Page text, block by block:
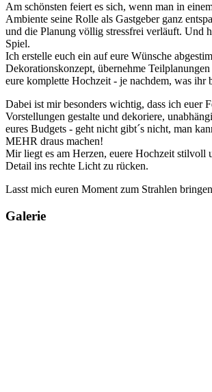
Am schönsten feiert es sich, wenn man in
Ambiente seine Rolle als Gastgeber ganz
und die Planung völlig stressfrei verläuft. Und
Spiel.
Ich erstelle euch ein auf eure Wünsche
Dekorationskonzept, übernehme
eure komplette Hochzeit - je nachdem, was ihr
Dabei ist mir besonders wichtig, dass ich euer
Vorstellungen gestalte und dekoriere,
eures Budgets - geht nicht gibt´s nicht, man
MEHR draus machen!
Mir liegt es am Herzen, euere Hochzeit stilvoll
Detail ins rechte Licht zu rücken.
Lasst mich euren Moment zum Strahlen
Galerie